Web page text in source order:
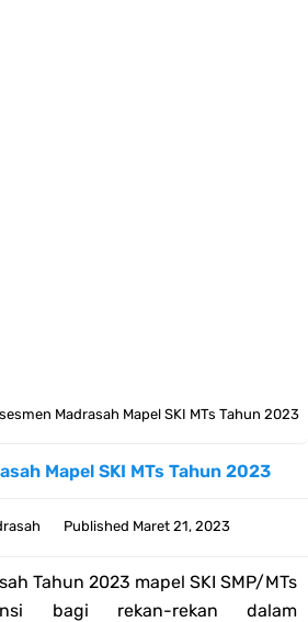
Madrasah Mapel SKI MTs Tahun 2023
Mapel SKI MTs Tahun 2023
Published Maret 21, 2023
Tahun 2023 mapel SKI SMP/MTs
bagi rekan-rekan dalam